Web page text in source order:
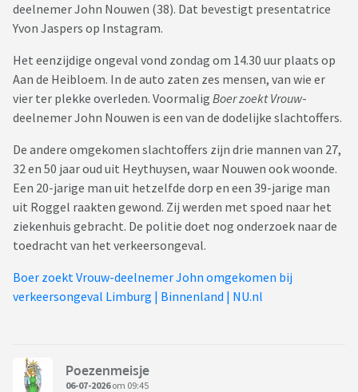
deelnemer John Nouwen (38). Dat bevestigt presentatrice
Yvon Jaspers op Instagram.
Het eenzijdige ongeval vond zondag om 14.30 uur plaats op
Aan de Heibloem. In de auto zaten zes mensen, van wie er
vier ter plekke overleden. Voormalig Boer zoekt Vrouw-
deelnemer John Nouwen is een van de dodelijke slachtoffers.
De andere omgekomen slachtoffers zijn drie mannen van 27,
32 en 50 jaar oud uit Heythuysen, waar Nouwen ook woonde.
Een 20-jarige man uit hetzelfde dorp en een 39-jarige man
uit Roggel raakten gewond. Zij werden met spoed naar het
ziekenhuis gebracht. De politie doet nog onderzoek naar de
toedracht van het verkeersongeval.
Boer zoekt Vrouw-deelnemer John omgekomen bij
verkeersongeval Limburg | Binnenland | NU.nl
Poezenmeisje
06-07-2026om 09:45